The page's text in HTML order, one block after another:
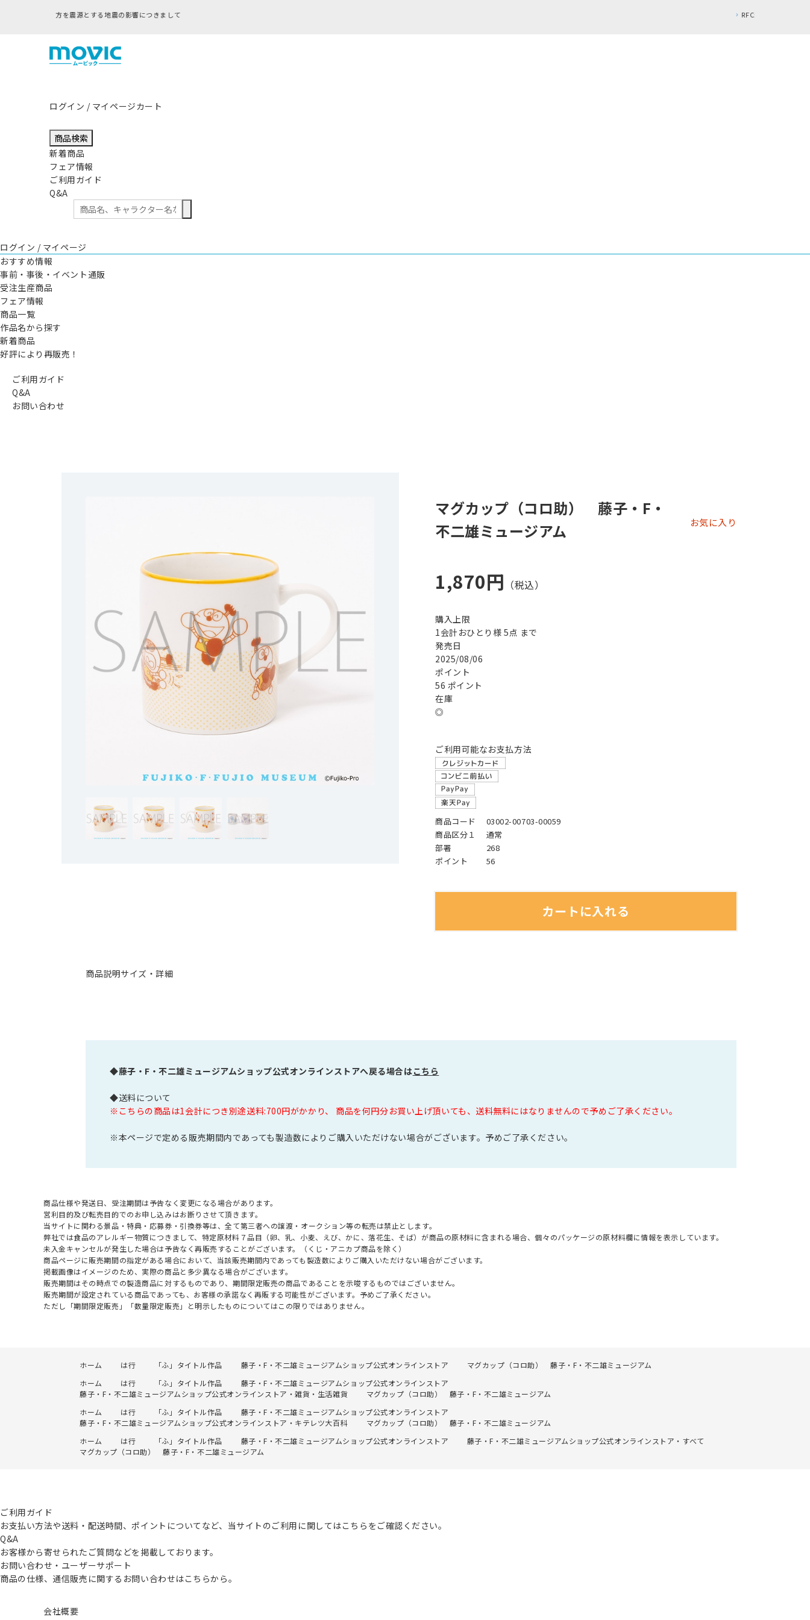
ログイン / マイページカート
商品検索
新着商品
フェア情報
ご利用ガイド
Q&A
ログイン / マイページ
おすすめ情報
事前・事後・イベント通販
受注生産商品
フェア情報
商品一覧
作品名から探す
新着商品
好評により再販売！
ご利用ガイド
Q&A
お問い合わせ
マグカップ（コロ助） 藤子・F・
不二雄ミュージアム
お気に入り
1,870円
購入上限
1会計おひとり様 5点 まで
発売日
2025/08/06
ポイント
56 ポイント
在庫
◎
ご利用可能なお支払方法
商品コード
03002-00703-00059
商品区分１
通常
部署
268
ポイント
56
カートに入れる
商品説明サイズ・詳細
◆藤子・F・不二雄ミュージアムショップ公式オンラインストアへ戻る場合はこちら
◆送料について
※こちらの商品は1会計につき別途送料:700円がかかり、 商品を何円分お買い上げ頂いても、送料無料にはなりませんので予めご了承ください。
※本ページで定める販売期間内であっても製造数によりご購入いただけない場合がございます。予めご了承ください。
商品仕様や発送日、受注期間は予告なく変更になる場合があります。
営利目的及び転売目的でのお申し込みはお断りさせて頂きます。
当サイトに関わる景品・特典・応募券・引換券等は、全て第三者への譲渡・オークション等の転売は禁止とします。
弊社では食品のアレルギー物質につきまして、特定原材料７品目（卵、乳、小麦、えび、かに、落花生、そば）が商品の原材料に含まれる場合、個々のパッケージの原材料欄に情報を表示しています。
未入金キャンセルが発生した場合は予告なく再販売することがございます。（くじ・アニカプ商品を除く）
商品ページに販売期間の指定がある場合において、当該販売期間内であっても製造数によりご購入いただけない場合がございます。
掲載画像はイメージのため、実際の商品と多少異なる場合がございます。
販売期間はその時点での製造商品に対するものであり、期間限定販売の商品であることを示唆するものではございません。
販売期間が設定されている商品であっても、お客様の承諾なく再販する可能性がございます。予めご了承ください。
ただし「期間限定販売」「数量限定販売」と明示したものについてはこの限りではありません。
ホーム は行 「ふ」タイトル作品 藤子・F・不二雄ミュージアムショップ公式オンラインストア
マグカップ（コロ助） 藤子・F・不二雄ミュージアム
ホーム
は行 「ふ」タイトル作品
藤子・F・不二雄ミュージアムショップ公式オンラインストア
藤子・F・不二雄ミュージアムショップ公式オンラインストア・雑貨・生活雑貨
マグカップ（コロ助） 藤子・F・不二雄ミュージアム
ホーム
は行 「ふ」タイトル作品
藤子・F・不二雄ミュージアムショップ公式オンラインストア
藤子・F・不二雄ミュージアムショップ公式オンラインストア・キテレツ大百科
マグカップ（コロ助） 藤子・F・不二雄ミュージアム
ホーム
は行 「ふ」タイトル作品 藤子・F・不二雄ミュージアムショップ公式オンラインストア
藤子・F・不二雄ミュージアムショップ公式オンラインストア・すべて
マグカップ（コロ助） 藤子・F・不二雄ミュージアム
ご利用ガイド
お支払い方法や送料・配送時間、ポイントについてなど、当サイトのご利用に関してはこちらをご確認ください。
Q&A
お客様から寄せられたご質問などを掲載しております。
お問い合わせ・ユーザーサポート
商品の仕様、通信販売に関するお問い合わせはこちらから。
会社概要